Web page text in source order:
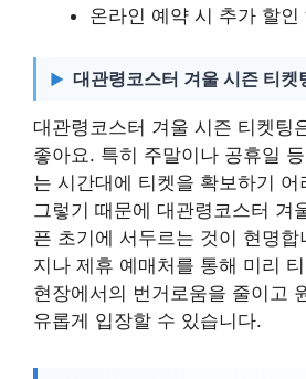
온라인 예약 시 추가 할인
대관령코스터 겨울 시즌 티켓
대관령코스터 겨울 시즌 티켓팅
좋아요. 특히 주말이나 공휴일
는 시간대에 티켓을 확보하기
그렇기 때문에 대관령코스터 겨
픈 초기에 서두르는 것이 현명합
지나 제휴 예매처를 통해 미리
현장에서의 번거로움을 줄이고
유롭게 입장할 수 있습니다.